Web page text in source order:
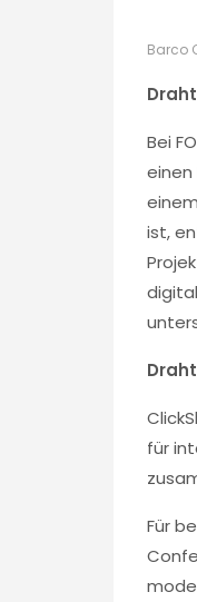
Barco
Bei
ist,
für
Für